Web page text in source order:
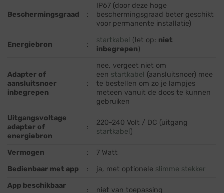
Beschermingsgraad :
IP67 (door deze hoge
beschermingsgraad beter geschikt
voor permanente installatie)
Energiebron :
startkabel (let op: niet
inbegrepen)
Adapter of
aansluitsnoer
inbegrepen
:
nee, vergeet niet om
een startkabel (aansluitsnoer) mee
te bestellen om zo je lampjes
meteen vanuit de doos te kunnen
gebruiken
Uitgangsvoltage
adapter of
energiebron
:
220-240 Volt / DC (uitgang
startkabel)
Vermogen :
7 Watt
Bedienbaar met app
: ja, met optionele slimme stekker
App beschikbaar
: niet van toepassing